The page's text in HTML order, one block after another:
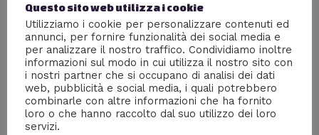
pubblicati. La frase che preferisco è: "La cultura è il
nostro passaporto per il futuro. Il domani appartiene
alle persone che si preparano oggi" - Malcom X
←Articolo
Articolo successivo
Questo sito web utilizza i cookie
Utilizziamo i cookie per personalizzare contenuti ed
annunci, per fornire funzionalità dei social media e
per analizzare il nostro traffico. Condividiamo inoltre
informazioni sul modo in cui utilizza il nostro sito con
i nostri partner che si occupano di analisi dei dati
web, pubblicità e social media, i quali potrebbero
combinarle con altre informazioni che ha fornito
loro o che hanno raccolto dal suo utilizzo dei loro
servizi.